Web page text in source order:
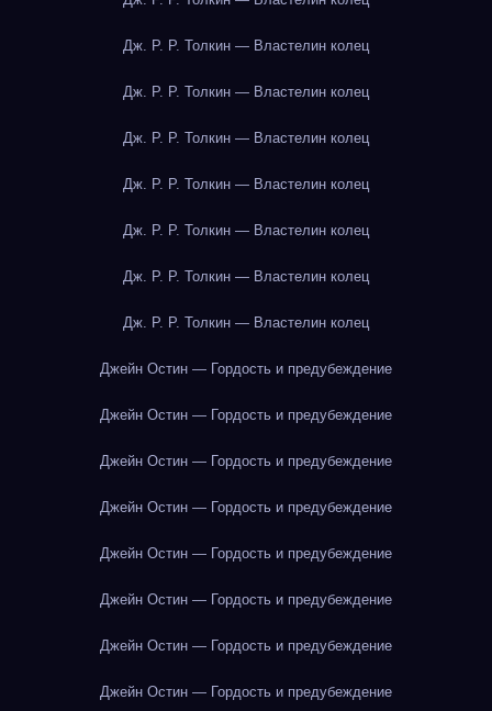
Дж. Р. Р. Толкин — Властелин колец
Дж. Р. Р. Толкин — Властелин колец
Дж. Р. Р. Толкин — Властелин колец
Дж. Р. Р. Толкин — Властелин колец
Дж. Р. Р. Толкин — Властелин колец
Дж. Р. Р. Толкин — Властелин колец
Дж. Р. Р. Толкин — Властелин колец
Джейн Остин — Гордость и предубеждение
Джейн Остин — Гордость и предубеждение
Джейн Остин — Гордость и предубеждение
Джейн Остин — Гордость и предубеждение
Джейн Остин — Гордость и предубеждение
Джейн Остин — Гордость и предубеждение
Джейн Остин — Гордость и предубеждение
Джейн Остин — Гордость и предубеждение